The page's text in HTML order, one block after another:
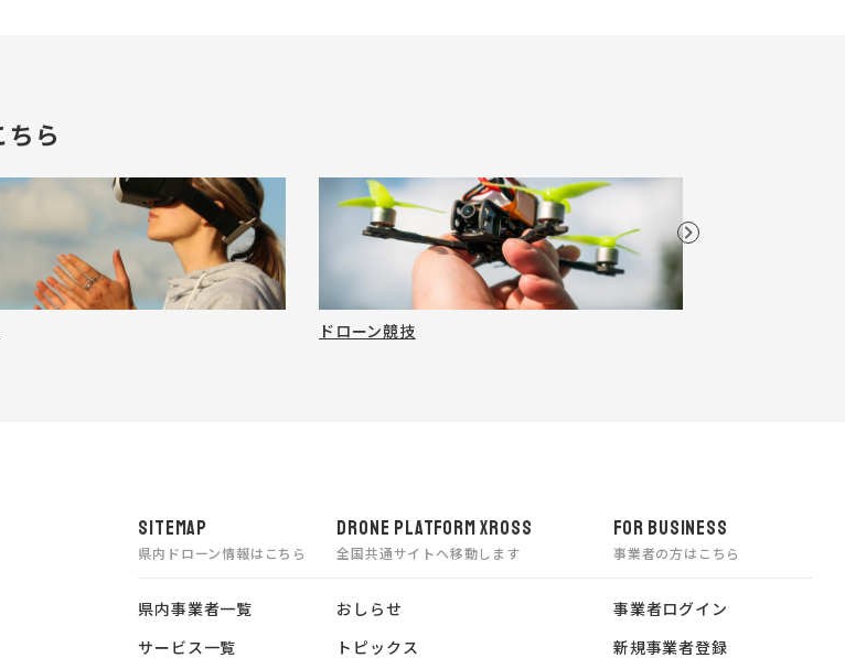
ら
ドローン競技
SITEMAP
県内ドローン情報はこちら
県内事業者一覧
サービス一覧
DRONE PLATFORM XROSS
全国共通サイトへ移動します
おしらせ
トピックス
FOR BUSINESS
事業者の方はこちら
事業者ログイン
新規事業者登録